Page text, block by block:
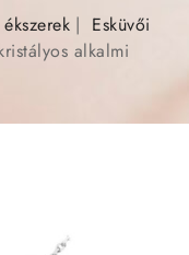
Esküvői
alkalmi